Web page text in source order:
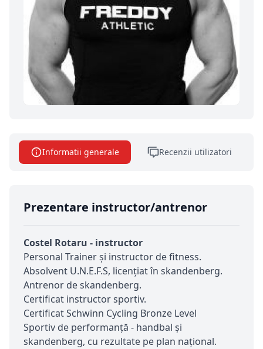
Informatii generale Recenzii utilizatori
Prezentare instructor/antrenor
Costel Rotaru - instructor
Personal Trainer și instructor de fitness.
Absolvent U.N.E.F.S, licențiat în skandenberg.
Antrenor de skandenberg.
Certificat instructor sportiv.
Certificat Schwinn Cycling Bronze Level
Sportiv de performanță - handbal și
skandenberg, cu rezultate pe plan național.